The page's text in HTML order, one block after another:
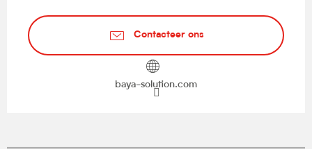
Contacteer ons
baya-solution.com